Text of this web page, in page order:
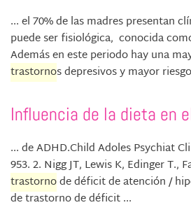
... el 70% de las madres presentan
puede ser fisiológica, conocida
Además en este periodo hay una
trastornos depresivos y mayor
Influencia de la dieta en
... de ADHD.Child Adoles Psychiat
953. 2. Nigg JT, Lewis K, Edinger T.,
trastornode déficit de atención /
de trastorno de déficit ...